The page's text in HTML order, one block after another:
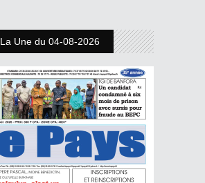
La Une du 04-08-2026